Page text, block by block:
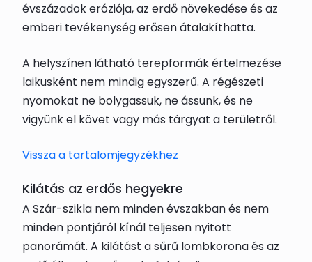
évszázadok eróziója, az erdő növekedése és az
emberi tevékenység erősen átalakíthatta.
A helyszínen látható terepformák értelmezése
laikusként nem mindig egyszerű. A régészeti
nyomokat ne bolygassuk, ne ássunk, és ne
vigyünk el követ vagy más tárgyat a területről.
Vissza a tartalomjegyzékhez
Kilátás az erdős hegyekre
A Szár-szikla nem minden évszakban és nem
minden pontjáról kínál teljesen nyitott
panorámát. A kilátást a sűrű lombkorona és az